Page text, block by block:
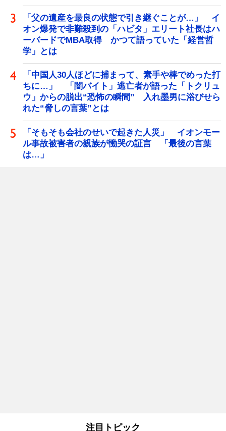
「父の遺産を最良の状態で引き継ぐことが…」 イ
オン爆発で非難殺到の「ハビタ」エリート社長はハ
ーバードでMBA取得 かつて語っていた「経営哲
学」とは
「中国人30人ほどに捕まって、素手や棒でめった打
ちに…」 「闇バイト」逃亡者が語った「トクリュ
ウ」からの脱出“恐怖の瞬間” 入れ墨男に浴びせら
れた“脅しの言葉”とは
「そもそも会社のせいで起きた人災」 イオンモー
ル事故被害者の親族が慟哭の証言 「最後の言葉
は…」
注目トピック